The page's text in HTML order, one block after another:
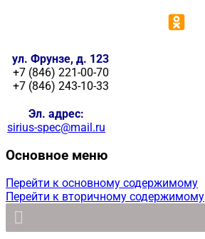
ул. Фрунзе, д. 123
+7 (846) 221-00-70
+7 (846) 243-10-33
Эл. адрес:
sirius-spec@mail.ru
Основное меню
Перейти к основному содержимому
Перейти к вторичному содержимому